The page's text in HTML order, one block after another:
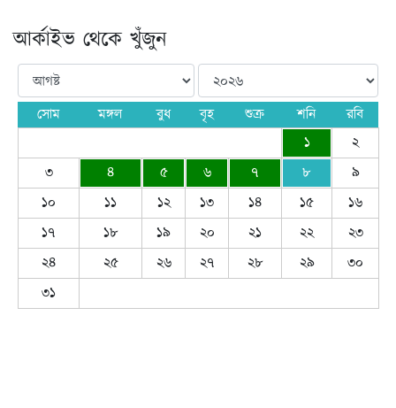
আর্কাইভ থেকে খুঁজুন
সোম মঙ্গল বুধ বৃহ শুক্র শনি
রবি
১
২
৩
৪ ৫ ৬ ৭ ৮
৯
১০
১১ ১২ ১৩ ১৪ ১৫
১৬
১৭
১৮ ১৯ ২০ ২১ ২২
২৩
২৪
২৫ ২৬ ২৭ ২৮ ২৯
৩০
৩১